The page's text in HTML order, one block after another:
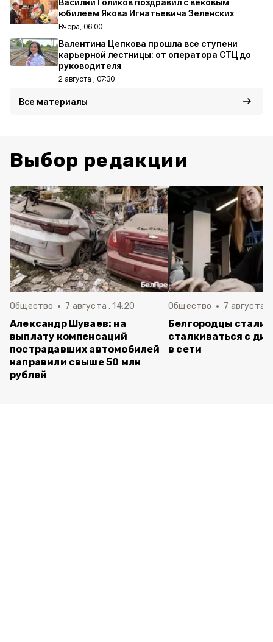
Василий Голиков поздравил с вековым
юбилеем Якова Игнатьевича Зеленских
Вчера, 06:00
Валентина Цепкова прошла все ступени
карьерной лестницы: от оператора СТЦ до
руководителя
2 августа , 07:30
Все материалы
Выбор редакции
Общество 7 августа , 14:20
Александр Шуваев: на
выплату компенсаций
пострадавших автомобилей
направили свыше 50 млн
рублей
Общество 7 августа ,
Белгородцы стали
сталкиваться с
в сети